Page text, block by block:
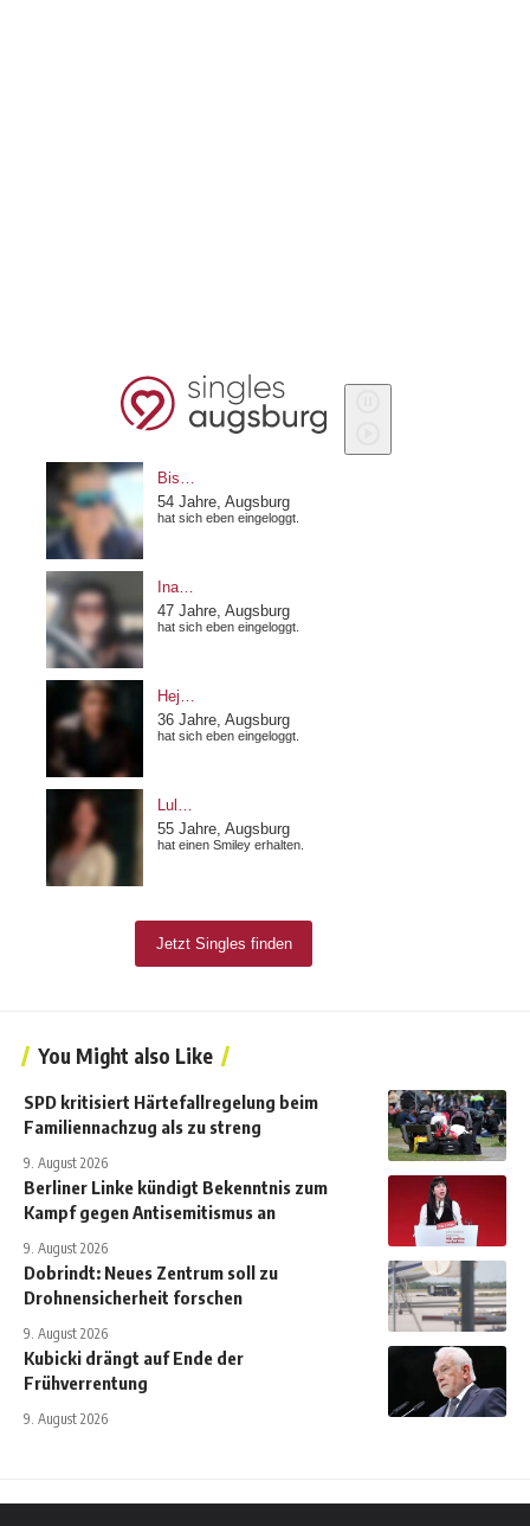
You Might also Like
SPD kritisiert Härtefallregelung beim
Familiennachzug als zu streng
9. August 2026
Berliner Linke kündigt Bekenntnis zum
Kampf gegen Antisemitismus an
9. August 2026
Dobrindt: Neues Zentrum soll zu
Drohnensicherheit forschen
9. August 2026
Kubicki drängt auf Ende der
Frühverrentung
9. August 2026